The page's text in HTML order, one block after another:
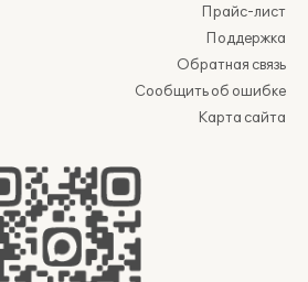
Прайс-лист
Поддержка
Обратная связь
Сообщить об ошибке
Карта сайта